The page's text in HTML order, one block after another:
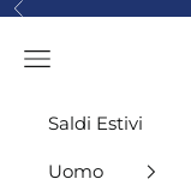
Vai al contenuto
Precedente
Menù
Saldi Estivi
Uomo